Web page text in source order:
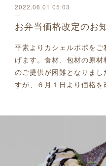
2022.06.01 05:03
お弁当価格改定のお
平素よりカシェルポポを
げます。食材、包材の原
のご提供が困難となりま
すが、６月１日より価格